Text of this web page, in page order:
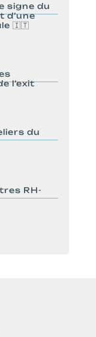
signe du
d’une
🇮🇹
l’exit
du
RH-